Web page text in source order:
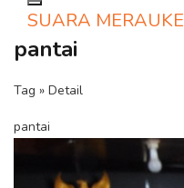
Toggle navigation
SUARA MERAUKE
pantai
Tag » Detail
pantai